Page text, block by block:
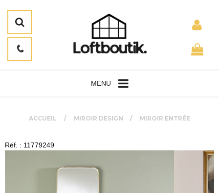
MENU
ACCUEIL MIROIR DESIGN MIROIR ENTRÉE
Réf. : 11779249